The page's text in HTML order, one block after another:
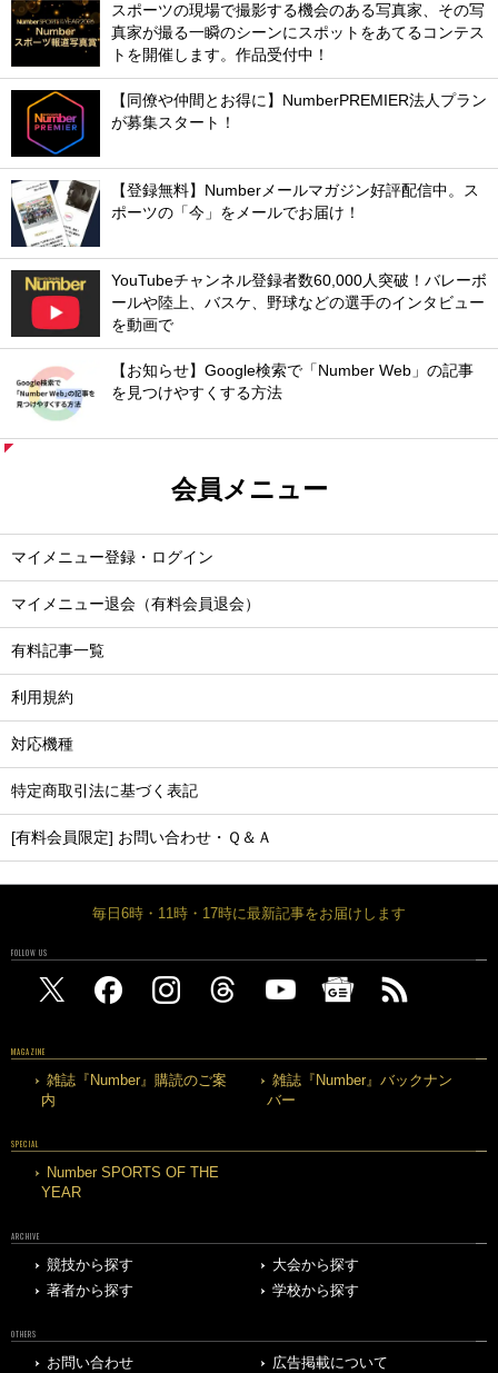
スポーツの現場で撮影する機会のある写真家、その写
真家が撮る一瞬のシーンにスポットをあてるコンテス
トを開催します。作品受付中！
【同僚や仲間とお得に】NumberPREMIER法人プラン
が募集スタート！
【登録無料】Numberメールマガジン好評配信中。ス
ポーツの「今」をメールでお届け！
YouTubeチャンネル登録者数60,000人突破！バレーボ
ールや陸上、バスケ、野球などの選手のインタビュー
を動画で
【お知らせ】Google検索で「Number Web」の記事
を見つけやすくする方法
会員メニュー
マイメニュー登録・ログイン
マイメニュー退会（有料会員退会）
有料記事一覧
利用規約
対応機種
特定商取引法に基づく表記
[有料会員限定] お問い合わせ・Ｑ＆Ａ
毎日6時・11時・17時に最新記事をお届けします
FOLLOW US
MAGAZINE
雑誌『Number』購読のご案
内
雑誌『Number』バックナン
バー
SPECIAL
Number SPORTS OF THE
YEAR
ARCHIVE
競技から探す
大会から探す
著者から探す
学校から探す
OTHERS
お問い合わせ 広告掲載について